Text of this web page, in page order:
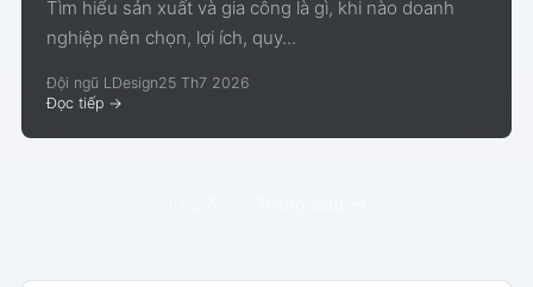
Tìm hiểu sản xuất và gia công là gì, khi nào doanh
nghiệp nên chọn, lợi ích, quy...
Đội ngũ LDesign25 Th7 2026
Đọc tiếp ->